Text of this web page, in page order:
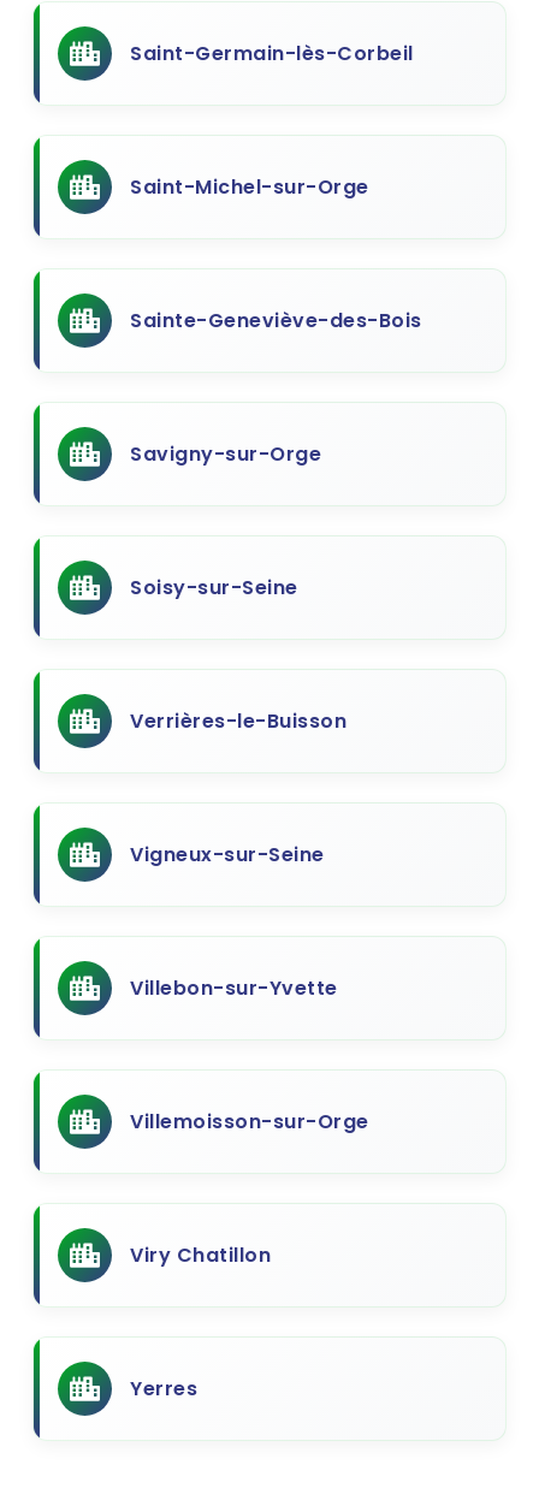
Saint-Germain-lès-Corbeil
Saint-Michel-sur-Orge
Sainte-Geneviève-des-Bois
Savigny-sur-Orge
Soisy-sur-Seine
Verrières-le-Buisson
Vigneux-sur-Seine
Villebon-sur-Yvette
Villemoisson-sur-Orge
Viry Chatillon
Yerres